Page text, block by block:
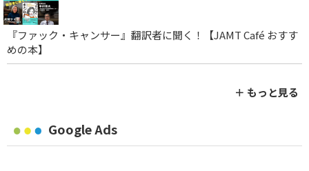
『ファック・キャンサー』翻訳者に聞く！【JAMT Café おすす
めの本】
＋ もっと見る
Google Ads